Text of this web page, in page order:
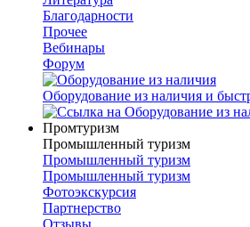
Благодарности
Прочее
Вебинары
Форум
Оборудование из наличия и
Промтуризм
Промышленный туризм
Промышленный туризм
Промышленный туризм
Фотоэкскурсия
Партнерство
Отзывы